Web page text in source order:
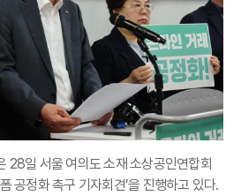
28일 서울 여의도 소재 소상공인연합회
공정화 촉구 기자회견’을 진행하고 있다.